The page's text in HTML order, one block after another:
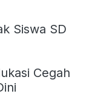
Siswa SD
Cegah